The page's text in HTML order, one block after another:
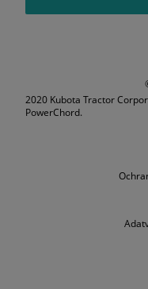
2020 Kubota Tractor
PowerChord.